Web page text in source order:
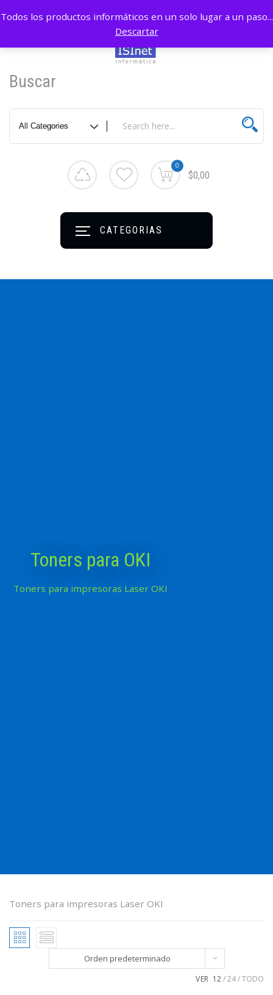
Buscar
0
$0,00
CATEGORIAS
Toners para OKI
Toners para impresoras Laser OKI
Toners para impresoras Laser OKI
Orden predeterminado
VER 12 24 TODO
Todos los productos informáticos en un solo lugar a un paso...
Descartar